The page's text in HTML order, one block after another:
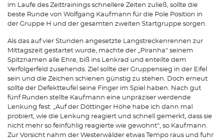
im Laufe des Zeittrainings schnellere Zeiten zuließ, sollte die
beste Runde von Wolfgang Kaufmann für die Pole Position in
der Gruppe H und der gesamten zweiten Startgruppe sorgen.
Als das auf vier Stunden angesetzte Langstreckenrennen zur
Mittagszeit gestartet wurde, machte der „Piranha“ seinem
Spitznamen alle Ehre, biß ins Lenkrad und enteilte dem
Verfolgerfeld zusehends. Ziel sollte der Gruppensieg in der Eifel
sein und die Zeichen schienen günstig zu stehen. Doch erneut
sollte der Defektteufel seine Finger im Spiel haben. Nach gut
fünf Runden stellte Kaufmann eine unpräziser werdende
Lenkung fest: „Auf der Döttinger Höhe habe ich dann mal
probiert, wie die Lenkung reagiert und schnell gemerkt, dass sie
nicht mehr so feinfühlig reagierte wie gewohnt“, so Kaufmann.
Zur Vorsicht nahm der Westerwälder etwas Tempo raus und fuhr